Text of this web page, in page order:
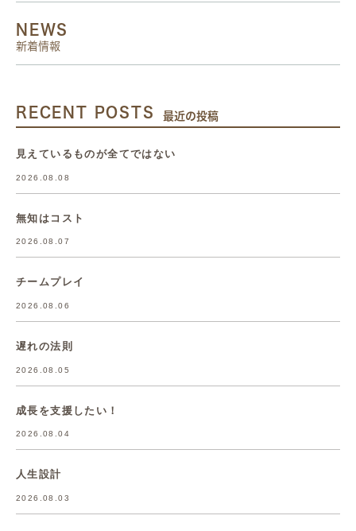
NEWS
新着情報
RECENT POSTS 最近の投稿
見えているものが全てではない
2026.08.08
無知はコスト
2026.08.07
チームプレイ
2026.08.06
遅れの法則
2026.08.05
成長を支援したい！
2026.08.04
人生設計
2026.08.03